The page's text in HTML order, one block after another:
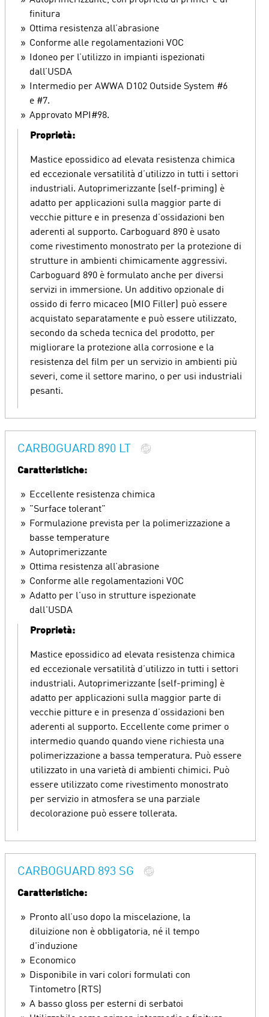
finitura
Ottima resistenza all’abrasione
Conforme alle regolamentazioni VOC
Idoneo per l’utilizzo in impianti ispezionati
dall’USDA
Intermedio per AWWA D102 Outside System #6
e #7.
Approvato MPI#98.
Proprietà:
Mastice epossidico ad elevata resistenza chimica
ed eccezionale versatilità d’utilizzo in tutti i settori
industriali. Autoprimerizzante (self-priming) è
adatto per applicazioni sulla maggior parte di
vecchie pitture e in presenza d’ossidazioni ben
aderenti al supporto. Carboguard 890 è usato
come rivestimento monostrato per la protezione di
strutture in ambienti chimicamente aggressivi.
Carboguard 890 è formulato anche per diversi
servizi in immersione. Un additivo opzionale di
ossido di ferro micaceo (MIO Filler) può essere
acquistato separatamente e può essere utilizzato,
secondo da scheda tecnica del prodotto, per
migliorare la protezione alla corrosione e la
resistenza del film per un servizio in ambienti più
severi, come il settore marino, o per usi industriali
pesanti.
CARBOGUARD 890 LT
Caratteristiche:
Eccellente resistenza chimica
"Surface tolerant"
Formulazione prevista per la polimerizzazione a
basse temperature
Autoprimerizzante
Ottima resistenza all’abrasione
Conforme alle regolamentazioni VOC
Adatto per l'uso in strutture ispezionate
dall'USDA
Proprietà:
Mastice epossidico ad elevata resistenza chimica
ed eccezionale versatilità d’utilizzo in tutti i settori
industriali. Autoprimerizzante (self-priming) è
adatto per applicazioni sulla maggior parte di
vecchie pitture e in presenza d’ossidazioni ben
aderenti al supporto. Eccellente come primer o
intermedio quando quando viene richiesta una
polimerizzazione a bassa temperatura. Può essere
utilizzato in una varietà di ambienti chimici. Può
essere utilizzato come rivestimento monostrato
per servizio in atmosfera se una parziale
decolorazione può essere tollerata.
CARBOGUARD 893 SG
Caratteristiche:
Pronto all’uso dopo la miscelazione, la
diluizione non è obbligatoria, né il tempo
d'induzione
Economico
Disponibile in vari colori formulati con
Tintometro (RTS)
A basso gloss per esterni di serbatoi